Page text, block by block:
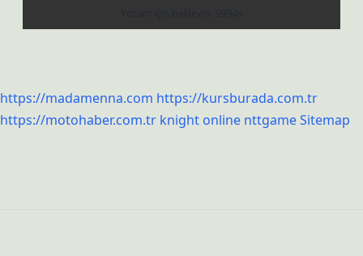
https://madamenna.com https://kursburada.com.tr
https://motohaber.com.tr knight online nttgameSitemap